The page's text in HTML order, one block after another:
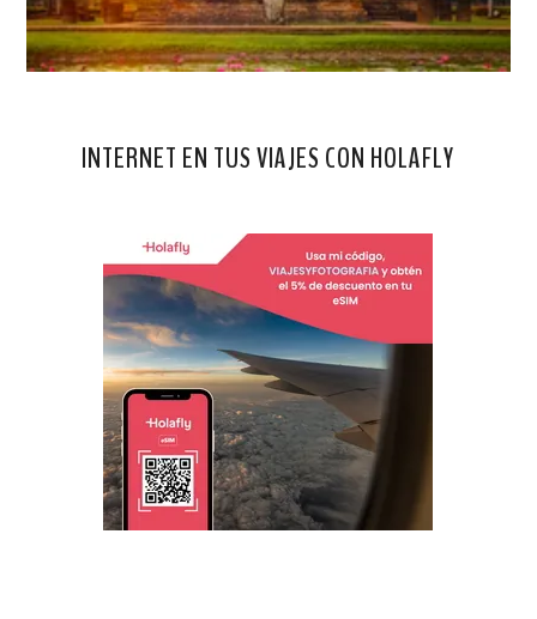
INTERNET EN TUS VIAJES CON HOLAFLY